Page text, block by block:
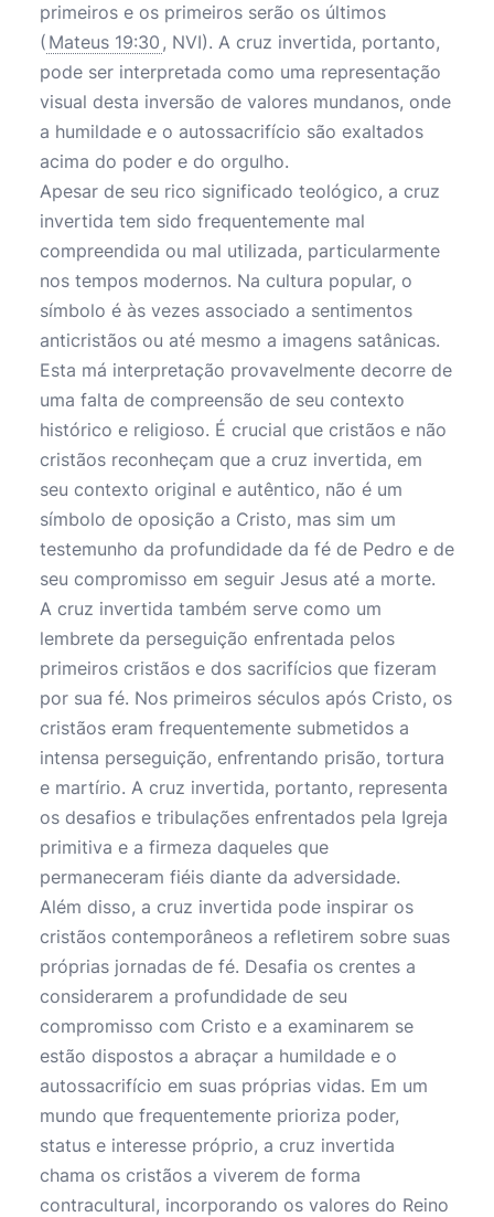
primeiros e os primeiros serão os últimos
( Mateus 19:30 , NVI). A cruz invertida, portanto,
pode ser interpretada como uma representação
visual desta inversão de valores mundanos, onde
a humildade e o autossacrifício são exaltados
acima do poder e do orgulho.
Apesar de seu rico significado teológico, a cruz
invertida tem sido frequentemente mal
compreendida ou mal utilizada, particularmente
nos tempos modernos. Na cultura popular, o
símbolo é às vezes associado a sentimentos
anticristãos ou até mesmo a imagens satânicas.
Esta má interpretação provavelmente decorre de
uma falta de compreensão de seu contexto
histórico e religioso. É crucial que cristãos e não
cristãos reconheçam que a cruz invertida, em
seu contexto original e autêntico, não é um
símbolo de oposição a Cristo, mas sim um
testemunho da profundidade da fé de Pedro e de
seu compromisso em seguir Jesus até a morte.
A cruz invertida também serve como um
lembrete da perseguição enfrentada pelos
primeiros cristãos e dos sacrifícios que fizeram
por sua fé. Nos primeiros séculos após Cristo, os
cristãos eram frequentemente submetidos a
intensa perseguição, enfrentando prisão, tortura
e martírio. A cruz invertida, portanto, representa
os desafios e tribulações enfrentados pela Igreja
primitiva e a firmeza daqueles que
permaneceram fiéis diante da adversidade.
Além disso, a cruz invertida pode inspirar os
cristãos contemporâneos a refletirem sobre suas
próprias jornadas de fé. Desafia os crentes a
considerarem a profundidade de seu
compromisso com Cristo e a examinarem se
estão dispostos a abraçar a humildade e o
autossacrifício em suas próprias vidas. Em um
mundo que frequentemente prioriza poder,
status e interesse próprio, a cruz invertida
chama os cristãos a viverem de forma
contracultural, incorporando os valores do Reino